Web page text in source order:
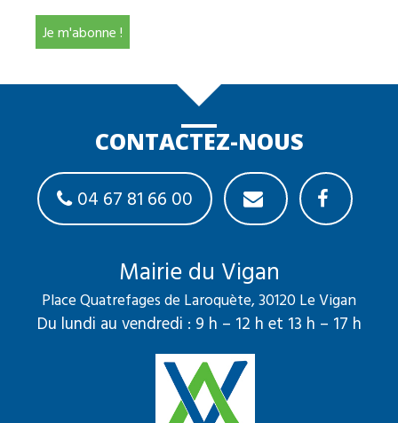
CONTACTEZ-NOUS
04 67 81 66 00
Mairie du Vigan
Place Quatrefages de Laroquète, 30120 Le Vigan
Du lundi au vendredi : 9 h – 12 h et 13 h – 17 h